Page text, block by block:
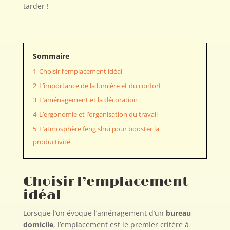
tarder !
Sommaire
1 Choisir l’emplacement idéal
2 L’importance de la lumière et du confort
3 L’aménagement et la décoration
4 L’ergonomie et l’organisation du travail
5 L’atmosphère feng shui pour booster la
productivité
Choisir l’emplacement
idéal
Lorsque l’on évoque l’aménagement d’un bureau
domicile, l’emplacement est le premier critère à